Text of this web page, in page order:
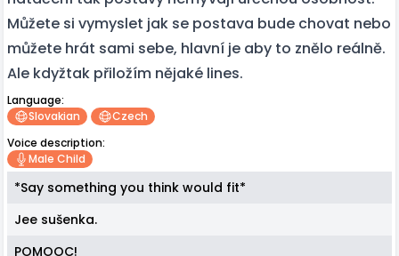
Můžete si vymyslet jak se postava bude chovat nebo
můžete hrát sami sebe, hlavní je aby to znělo reálně.
Ale kdyžtak přiložím nějaké lines.
Language:
Slovakian
Czech
Voice description:
Male Child
*Say something you think would fit*
Jee sušenka.
POMOOC!